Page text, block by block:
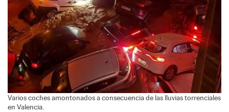
Varios coches amontonados a consecuencia de las lluvias torrenciales
en Valencia.